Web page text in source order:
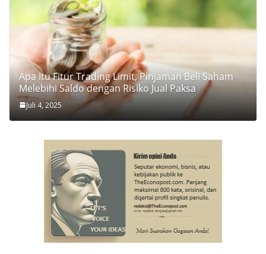
Apa Itu Fitur Trading Limit, Pinjaman Beli Saham
Melebihi Saldo dengan Risiko Jual Paksa
Juli 4, 2025